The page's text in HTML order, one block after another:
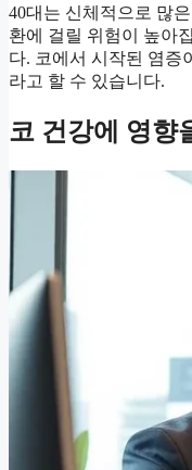
40대는 신체적으로 많
환에 걸릴 위험이 높아
다. 코에서 시작된 염증
라고 할 수 있습니다.
코 건강에 영향